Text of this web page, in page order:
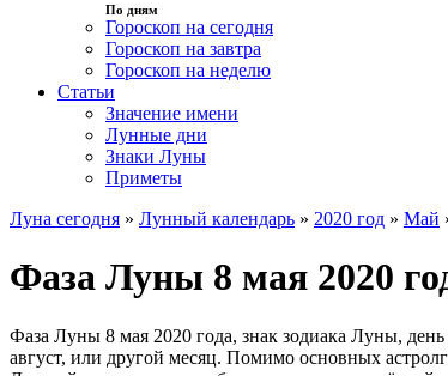
По дням
Гороскоп на сегодня
Гороскоп на завтра
Гороскоп на неделю
Статьи
Значение имени
Лунные дни
Знаки Луны
Приметы
Луна сегодня » Лунный календарь » 2020 год » Май
Фаза Луны 8 мая 2020
Фаза Луны 8 мая 2020 года, знак зодиака Луны,
август, или другой месяц. Помимо основных